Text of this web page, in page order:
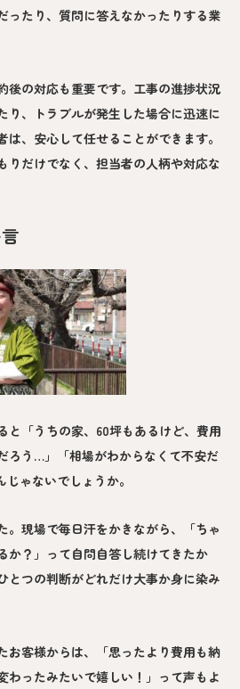
ったり、質問に答えなかったりする業
後の対応も重要です。工事の進捗状況
り、トラブルが発生した場合に迅速に
、安心して任せることができます。
りだけでなく、担当者の人柄や対応な
と「うちの家、60坪もあるけど、費用
ろう…」「相場がわからなくて不安だ
ゃないでしょうか。
。現場で毎日汗をかきながら、「ちゃ
か？」って自問自答し続けてきたか
とつの判断がどれだけ大事か身に染み
お客様からは、「思ったより費用も納
わったみたいで嬉しい！」って声もよ